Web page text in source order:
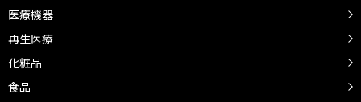
医療機器
再生医療
化粧品
食品